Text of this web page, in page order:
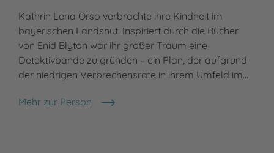
Kathrin Lena Orso verbrachte ihre Kindheit im
bayerischen Landshut. Inspiriert durch die Bücher
von Enid Blyton war ihr großer Traum eine
Detektivbande zu gründen – ein Plan, der aufgrund
der niedrigen Verbrechensrate in ihrem Umfeld im…
Mehr zur Person
Kathrin Lena Orso